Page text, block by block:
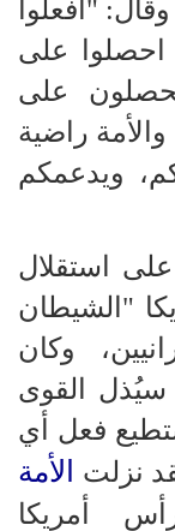
"افعلوا
احصلوا على
على
راضية
ويدعمكم
استقلال
"الشيطان
وكان
سيُذل القوى
فعل أي
نزلت الأمة
أمريكا